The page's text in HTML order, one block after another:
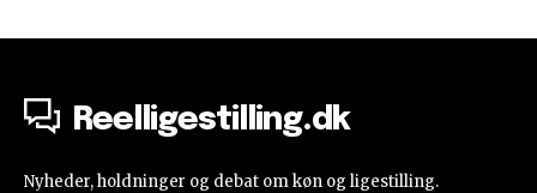
Reelligestilling.dk
Nyheder, holdninger og debat om køn og ligestilling.